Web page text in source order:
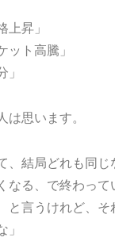
上昇」
ット高騰」
」
思います。
、結局どれも同じ
なる、で終わって
と言うけれど、